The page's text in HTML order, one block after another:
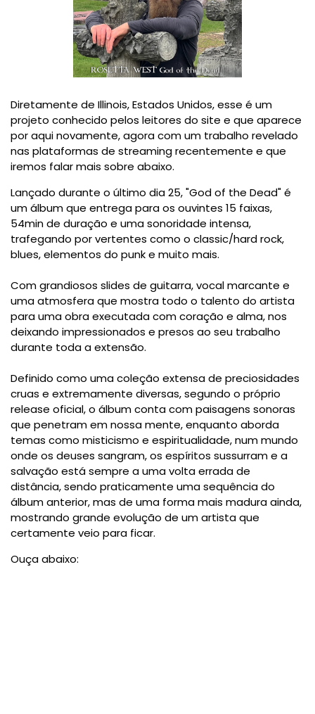
Diretamente de Illinois, Estados Unidos, esse é um
projeto conhecido pelos leitores do site e que aparece
por aqui novamente, agora com um trabalho revelado
nas plataformas de streaming recentemente e que
iremos falar mais sobre abaixo.
Lançado durante o último dia 25, "God of the Dead" é
um álbum que entrega para os ouvintes 15 faixas,
54min de duração e uma sonoridade intensa,
trafegando por vertentes como o classic/hard rock,
blues, elementos do punk e muito mais.
Com grandiosos slides de guitarra, vocal marcante e
uma atmosfera que mostra todo o talento do artista
para uma obra executada com coração e alma, nos
deixando impressionados e presos ao seu trabalho
durante toda a extensão.
Definido como uma coleção extensa de preciosidades
cruas e extremamente diversas, segundo o próprio
release oficial, o álbum conta com paisagens sonoras
que penetram em nossa mente, enquanto aborda
temas como misticismo e espiritualidade, num mundo
onde os deuses sangram, os espíritos sussurram e a
salvação está sempre a uma volta errada de
distância, sendo praticamente uma sequência do
álbum anterior, mas de uma forma mais madura ainda,
mostrando grande evolução de um artista que
certamente veio para ficar.
Ouça abaixo: